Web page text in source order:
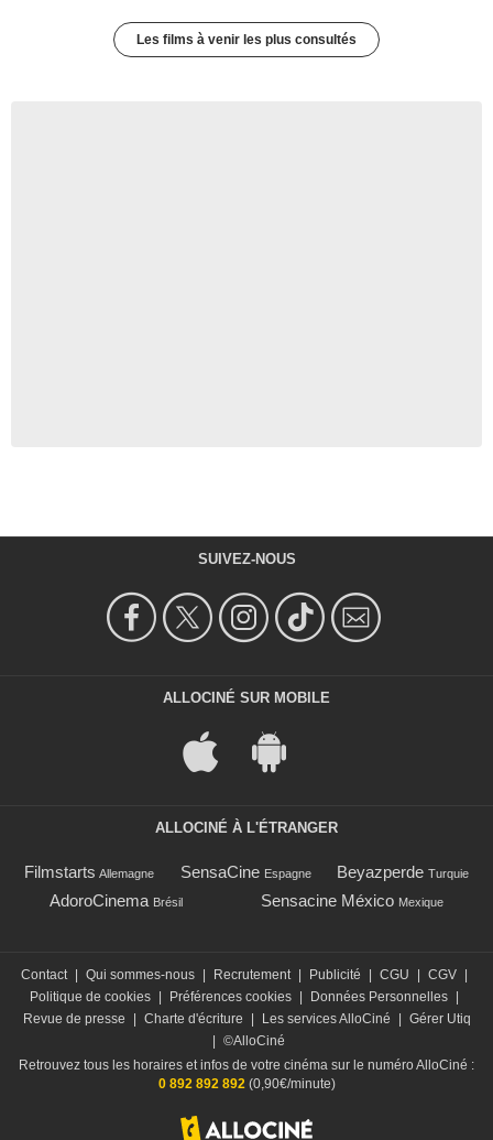
Les films à venir les plus consultés
SUIVEZ-NOUS
ALLOCINÉ SUR MOBILE
ALLOCINÉ À L'ÉTRANGER
Filmstarts Allemagne SensaCine Espagne Beyazperde Turquie
AdoroCinema Brésil Sensacine México Mexique
Contact Qui sommes-nous Recrutement Publicité CGU CGV
Politique de cookies
Préférences cookies Données Personnelles
Revue de presse
Charte d'écriture Les services AlloCiné
Gérer Utiq
©AlloCiné
Retrouvez tous les horaires et infos de votre cinéma sur le numéro AlloCiné :
0 892 892 892(0,90€/minute)